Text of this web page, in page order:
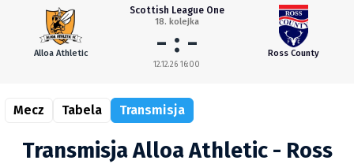
Alloa Athletic
Scottish League One
18. kolejka
- : -
12.12.26 16:00
Ross County
Mecz Tabela Transmisja
Transmisja Alloa Athletic - Ross